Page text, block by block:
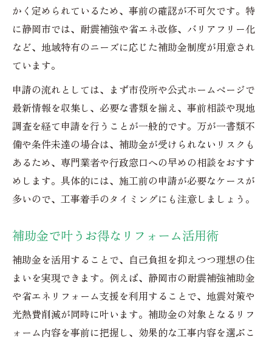
かく定められているため、事前の確認が不可欠です。特
に静岡市では、耐震補強や省エネ改修、バリアフリー化
など、地域特有のニーズに応じた補助金制度が用意され
ています。
申請の流れとしては、まず市役所や公式ホームページで
最新情報を収集し、必要な書類を揃え、事前相談や現地
調査を経て申請を行うことが一般的です。万が一書類不
備や条件未達の場合は、補助金が受けられないリスクも
あるため、専門業者や行政窓口への早めの相談をおすす
めします。具体的には、施工前の申請が必要なケースが
多いので、工事着手のタイミングにも注意しましょう。
補助金で叶うお得なリフォーム活用術
補助金を活用することで、自己負担を抑えつつ理想の住
まいを実現できます。例えば、静岡市の耐震補強補助金
や省エネリフォーム支援を利用することで、地震対策や
光熱費削減が同時に叶います。補助金の対象となるリフ
ォーム内容を事前に把握し、効果的な工事内容を選ぶこ